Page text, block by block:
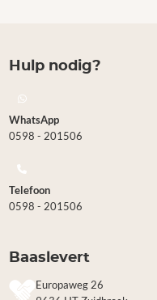
Hulp nodig?
WhatsApp
0598 - 201506
Telefoon
0598 - 201506
Baaslevert
Europaweg 26